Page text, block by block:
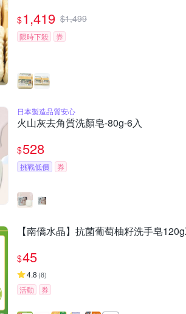
$1,419 $1,499
限時下殺 券
日本製造品質安心
火山灰去角質洗顏皂-80g-6入
$528
挑戰低價 券
【南僑水晶】抗菌葡萄柚籽洗手皂
$45
4.8 (8)
活動 券